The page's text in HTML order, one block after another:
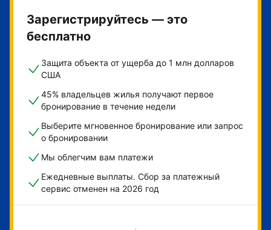
Зарегистрируйтесь — это
бесплатно
Защита объекта от ущерба до 1 млн долларов
США
45% владельцев жилья получают первое
бронирование в течение недели
Выберите мгновенное бронирование или запрос
о бронировании
Мы облегчим вам платежи
Ежедневные выплаты. Сбор за платежный
сервис отменен на 2026 год